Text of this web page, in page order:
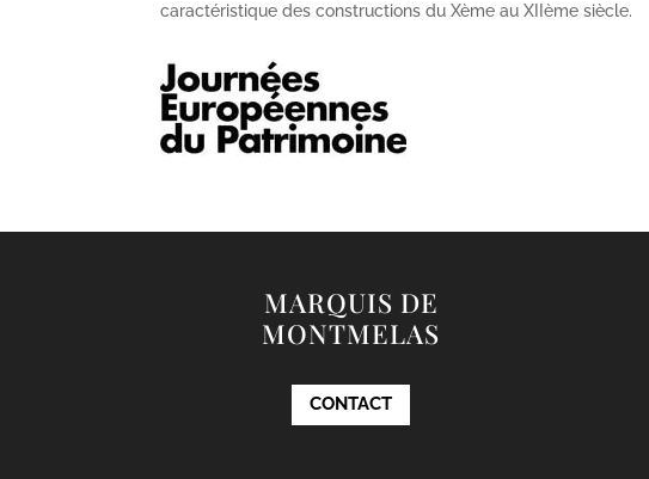
caractéristique des constructions du Xème au XIIème siècle.
MARQUIS DE
MONTMELAS
CONTACT